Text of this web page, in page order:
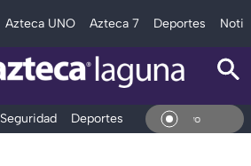
Azteca UNO Azteca 7 Deportes
Seguridad Deportes Entretenimiento En